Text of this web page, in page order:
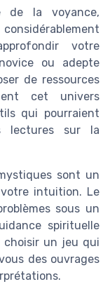
de la voyance,
votre
ou adepte
de ressources
cet univers
qui pourraient
lectures sur la
sont un
intuition. Le
sous un
spirituelle
choisir un jeu qui
des ouvrages